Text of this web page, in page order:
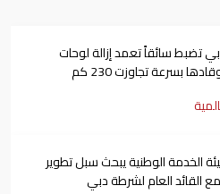
تضبط سائقاً تعمد إزالة لوحات
بسرعة تجاوزت 230 كم
الخدمة الوطنية يبحث سبل تطوير
القائد العام لشرطة دبي